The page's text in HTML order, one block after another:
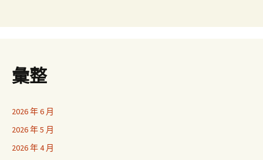
彙整
2026 年 6 月
2026 年 5 月
2026 年 4 月